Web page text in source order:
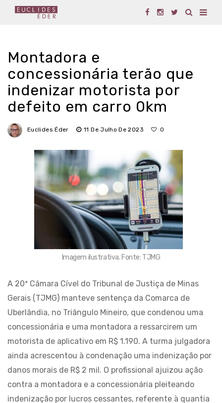
Montadora e
concessionária terão que
indenizar motorista por
defeito em carro 0km
Euclides Éder 11 De Julho De 2023 0
Imagem ilustrativa. Fonte: TJMG
A 20ª Câmara Cível do Tribunal de Justiça de Minas
Gerais (TJMG) manteve sentença da Comarca de
Uberlândia, no Triângulo Mineiro, que condenou uma
concessionária e uma montadora a ressarcirem um
motorista de aplicativo em R$ 1.190. A turma julgadora
ainda acrescentou à condenação uma indenização por
danos morais de R$ 2 mil. O profissional ajuizou ação
contra a montadora e a concessionária pleiteando
indenização por lucros cessantes, referente à quantia